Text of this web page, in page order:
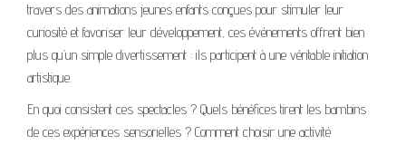
travers des animations jeunes enfants conçues pour stimuler leur
curiosité et favoriser leur développement, ces événements offrent bien
plus qu’un simple divertissement : ils participent à une véritable initiation
artistique.
En quoi consistent ces spectacles ? Quels bénéfices tirent les bambins
de ces expériences sensorielles ? Comment choisir une activité